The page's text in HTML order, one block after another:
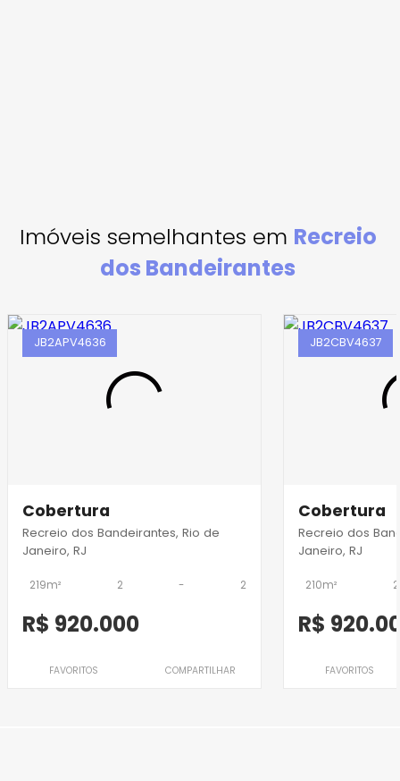
Imóveis semelhantes em Recreio
dos Bandeirantes
JB2APV4636
Cobertura
Recreio dos Bandeirantes, Rio de
Janeiro, RJ
219m² 2 - 2
R$ 920.000
FAVORITOS COMPARTILHAR
JB2CBV4637
Cobertura
Recreio dos
Janeiro, RJ
210m² 2
R$
FAVORITOS